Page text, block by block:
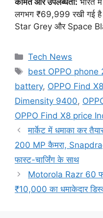
लगभग ₹69,999 रखी गई है
Star Grey और Space
Categories
Tech News
Tags
best OPPO phone
battery, OPPO Find
Dimensity 9400,
OPPO Find X8 price
मार्केट में धमाका कर
200 MP कैमरा,
फास्ट-चार्जिंग के साथ
Motorola Razr 60
₹10,000 का धमाकेदार